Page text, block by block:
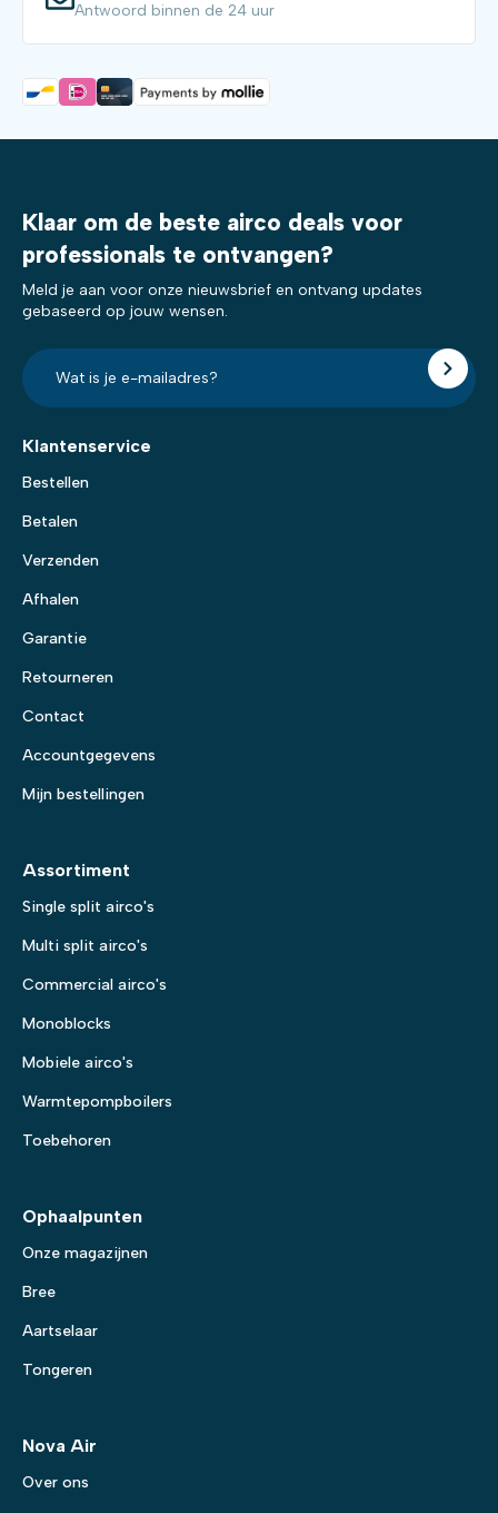
Antwoord binnen de 24 uur
Klaar om de beste airco deals voor
professionals te ontvangen?
Meld je aan voor onze nieuwsbrief en ontvang updates
gebaseerd op jouw wensen.
E-
mailadres?
*
Klantenservice
Bestellen
Betalen
Verzenden
Afhalen
Garantie
Retourneren
Contact
Accountgegevens
Mijn bestellingen
Assortiment
Single split airco's
Multi split airco's
Commercial airco's
Monoblocks
Mobiele airco's
Warmtepompboilers
Toebehoren
Ophaalpunten
Onze magazijnen
Bree
Aartselaar
Tongeren
Nova Air
Over ons